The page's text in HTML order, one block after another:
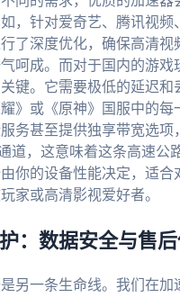
，针对爱奇艺、腾讯视频
了深度优化，确保高清视
呵成。而对于国内的游戏
键。它需要极低的延迟和
》或《原神》国服中的每
务甚至提供独享带宽选项
道，这意味着这条高速公
你的设备性能决定，适合
家或高清影视爱好者。
：数据安全与售
另一条生命线。我们在加